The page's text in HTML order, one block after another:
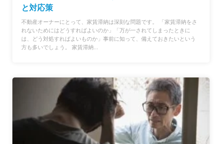
と対応策
不動産オーナーにとって、家賃滞納は深刻な問題です。 「家賃滞納をさ
れないためにはどうすればよいのか」「万が一されてしまったときに
は、どう対処すればよいものか」事前に知って、備えておきたいという
方も多いでしょう。 家賃滞納...